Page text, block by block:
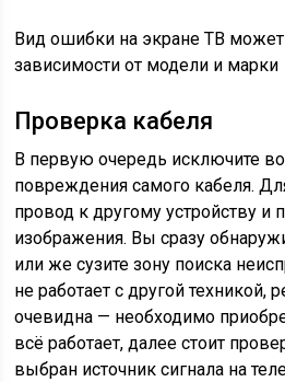
Вид ошибки на экране ТВ может
зависимости от модели и марки
Проверка кабеля
В первую очередь исключите
повреждения самого кабеля.
провод к другому устройству и
изображения. Вы сразу
или же сузите зону поиска
не работает с другой техникой,
очевидна — необходимо
всё работает, далее стоит
выбран источник сигнала на